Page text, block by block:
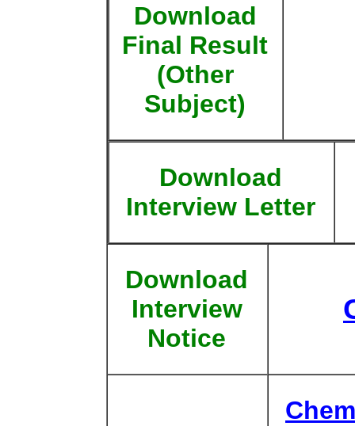
Download
Final Result
(Other
Subject)
Download
Interview Letter
Download
Interview
Notice